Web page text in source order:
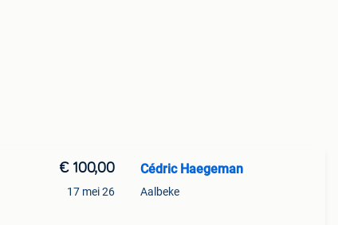
€ 100,00
17 mei 26
Cédric Haegeman
Aalbeke